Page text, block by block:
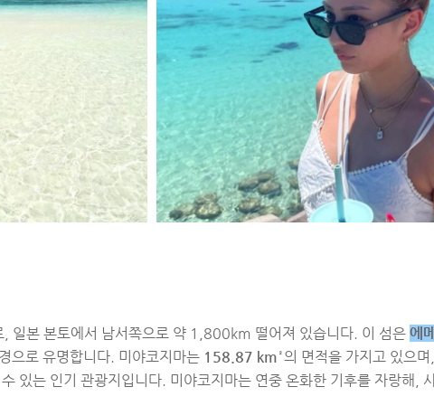
, 일본 본토에서 남서쪽으로 약 1,800km 떨어져 있습니다. 이 섬은 에
으로 유명합니다. 미야코지마는 158.87 km²의 면적을 가지고 있으며
있는 인기 관광지입니다. 미야코지마는 연중 온화한 기후를 자랑해,